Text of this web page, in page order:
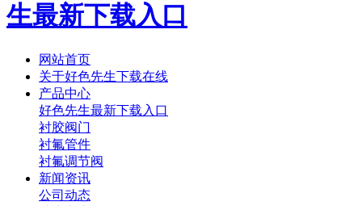
生最新下载入口
网站首页
关于好色先生下载在线
产品中心
好色先生最新下载入口
衬胶阀门
衬氟管件
衬氟调节阀
新闻资讯
公司动态